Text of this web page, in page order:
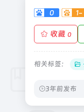
0 1-
收藏 0
相关标签：
3年前发布